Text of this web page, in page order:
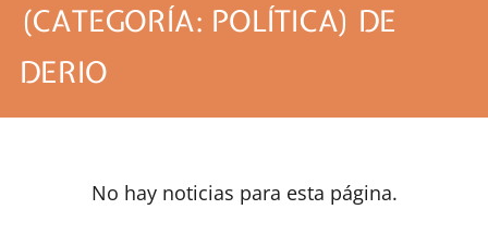
(CATEGORÍA: POLÍTICA) DE
DERIO
No hay noticias para esta página.